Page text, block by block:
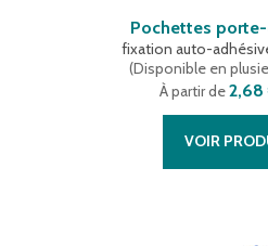
Pochettes
fixation auto-
(Disponible en
À partir de2,68
VOIR